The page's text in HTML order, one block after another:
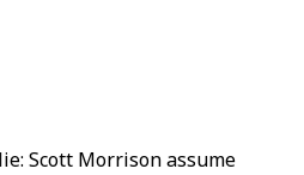
Scott Morrison assume